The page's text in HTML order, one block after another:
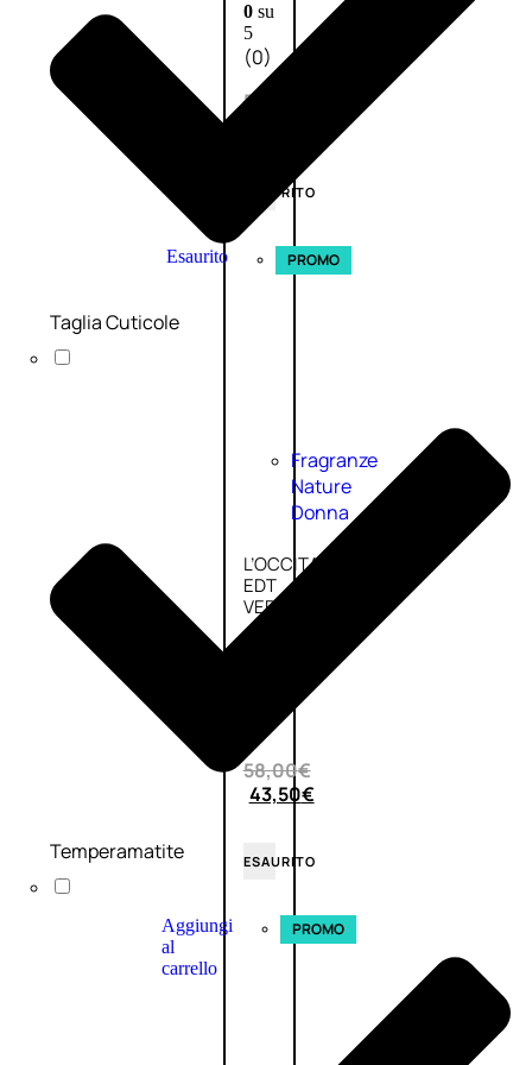
0su
5
(0)
58,00
ESAURITO
Esaurito PROMO
Fragranze
Nature
Donna
L’OCCITANE
EDT
VERBENA
E
(0)
58,00€
43,50€
ESAURITO
Aggiungi
al
carrello
PROMO
Taglia Cuticole
Temperamatite